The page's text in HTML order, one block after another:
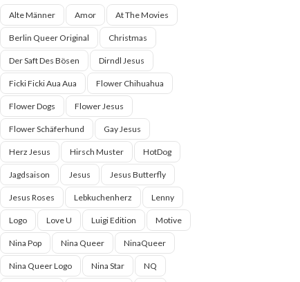
Alte Männer Amor At The Movies
Berlin Queer Original Christmas
Der Saft Des Bösen Dirndl Jesus
Ficki Ficki Aua Aua Flower Chihuahua
Flower Dogs Flower Jesus
Flower Schäferhund Gay Jesus
Herz Jesus Hirsch Muster HotDog
Jagdsaison Jesus Jesus Butterfly
Jesus Roses Lebkuchenherz Lenny
Logo Love U Luigi Edition Motive
Nina Pop Nina Queer NinaQueer
Nina Queer Logo Nina Star NQ